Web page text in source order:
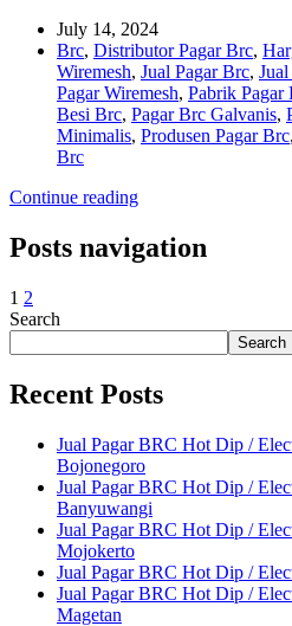
July 14, 2024
Brc, Distributor Pagar Brc,
Wiremesh, Jual Pagar Brc,
Pagar Wiremesh, Pabrik Pagar
Besi Brc, Pagar Brc Galvanis,
Minimalis, Produsen Pagar Brc,
Brc
Continue reading
Posts navigation
1 2
Search
Search
Recent Posts
Jual Pagar BRC Hot Dip /
Bojonegoro
Jual Pagar BRC Hot Dip /
Banyuwangi
Jual Pagar BRC Hot Dip /
Mojokerto
Jual Pagar BRC Hot Dip /
Jual Pagar BRC Hot Dip /
Magetan